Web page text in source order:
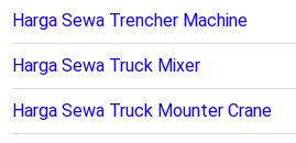
Harga Sewa Trencher Machine
Harga Sewa Truck Mixer
Harga Sewa Truck Mounter Crane